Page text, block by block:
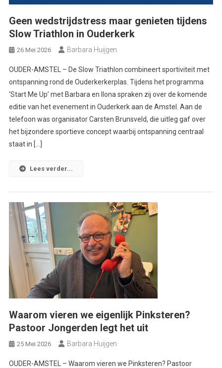
Geen wedstrijdstress maar genieten tijdens
Slow Triathlon in Ouderkerk
26 Mei 2026 Barbara Huijgen
OUDER-AMSTEL – De Slow Triathlon combineert sportiviteit met
ontspanning rond de Ouderkerkerplas. Tijdens het programma
‘Start Me Up’ met Barbara en Ilona spraken zij over de komende
editie van het evenement in Ouderkerk aan de Amstel. Aan de
telefoon was organisator Carsten Brunsveld, die uitleg gaf over
het bijzondere sportieve concept waarbij ontspanning centraal
staat in […]
Lees verder...
Waarom vieren we eigenlijk Pinksteren?
Pastoor Jongerden legt het uit
25 Mei 2026 Barbara Huijgen
OUDER-AMSTEL – Waarom vieren we Pinksteren? Pastoor